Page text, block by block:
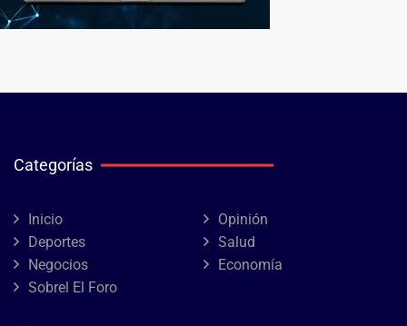
Categorías
Inicio
Opinión
Deportes
Salud
Negocios
Economía
Sobrel El Foro